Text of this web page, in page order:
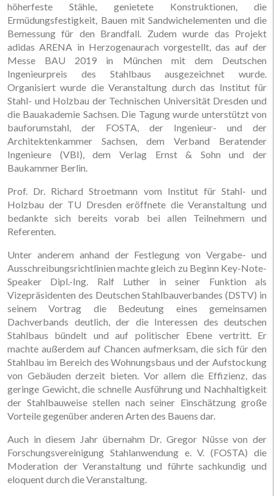
höherfeste Stähle, genietete Konstruktionen, die
Ermüdungsfestigkeit, Bauen mit Sandwichelementen und die
Bemessung für den Brandfall. Zudem wurde das Projekt
adidas ARENA in Herzogenaurach vorgestellt, das auf der
Messe BAU 2019 in München mit dem Deutschen
Ingenieurpreis des Stahlbaus ausgezeichnet wurde.
Organisiert wurde die Veranstaltung durch das Institut für
Stahl- und Holzbau der Technischen Universität Dresden und
die Bauakademie Sachsen. Die Tagung wurde unterstützt von
bauforumstahl, der FOSTA, der Ingenieur- und der
Architektenkammer Sachsen, dem Verband Beratender
Ingenieure (VBI), dem Verlag Ernst & Sohn und der
Baukammer Berlin.
Prof. Dr. Richard Stroetmann vom Institut für Stahl- und
Holzbau der TU Dresden eröffnete die Veranstaltung und
bedankte sich bereits vorab bei allen Teilnehmern und
Referenten.
Unter anderem anhand der Festlegung von Vergabe- und
Ausschreibungsrichtlinien machte gleich zu Beginn Key-Note-
Speaker Dipl.-Ing. Ralf Luther in seiner Funktion als
Vizepräsidenten des Deutschen Stahlbauverbandes (DSTV) in
seinem Vortrag die Bedeutung eines gemeinsamen
Dachverbands deutlich, der die Interessen des deutschen
Stahlbaus bündelt und auf politischer Ebene vertritt. Er
machte außerdem auf Chancen aufmerksam, die sich für den
Stahlbau im Bereich des Wohnungsbaus und der Aufstockung
von Gebäuden derzeit bieten. Vor allem die Effizienz, das
geringe Gewicht, die schnelle Ausführung und Nachhaltigkeit
der Stahlbauweise stellen nach seiner Einschätzung große
Vorteile gegenüber anderen Arten des Bauens dar.
Auch in diesem Jahr übernahm Dr. Gregor Nüsse von der
Forschungsvereinigung Stahlanwendung e. V. (FOSTA) die
Moderation der Veranstaltung und führte sachkundig und
eloquent durch die Veranstaltung.